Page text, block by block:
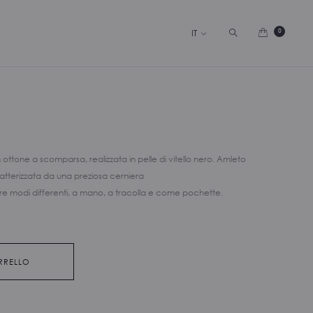
IT Cerca 0
a scomparsa, realizzata in pelle di vitello nero. Amleto
da una preziosa cerniera
modi differenti, a mano, a tracolla e come pochette.